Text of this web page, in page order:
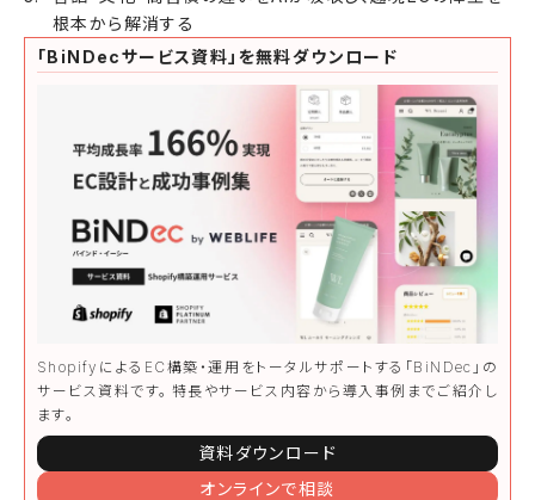
根本から解消する
「BiNDecサービス資料」を無料ダウンロード
ShopifyによるEC構築・運用をトータルサポートする「BiNDec」の
サービス資料です。⁨⁩特長やサービス内容から導入事例までご紹介し
ます。
資料ダウンロード
オンラインで相談